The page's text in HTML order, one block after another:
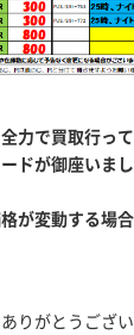
力で買取行っ
ドが御座いま
が変動する場
りがとうござい